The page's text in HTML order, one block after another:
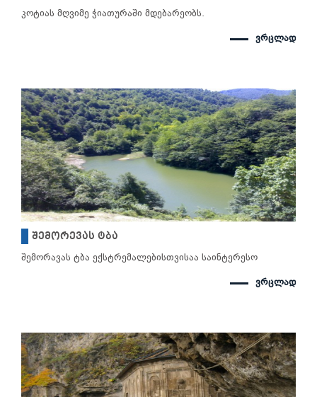
კოტიას მღვიმე ჭიათურაში მდებარეობს.
ვრცლად
შემორევას ტბა
შემორავას ტბა ექსტრემალებისთვისაა საინტერესო
ვრცლად